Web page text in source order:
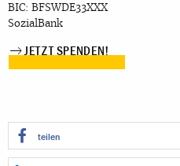
BIC: BFSWDE33XXX
SozialBank
JETZT SPENDEN!
teilen